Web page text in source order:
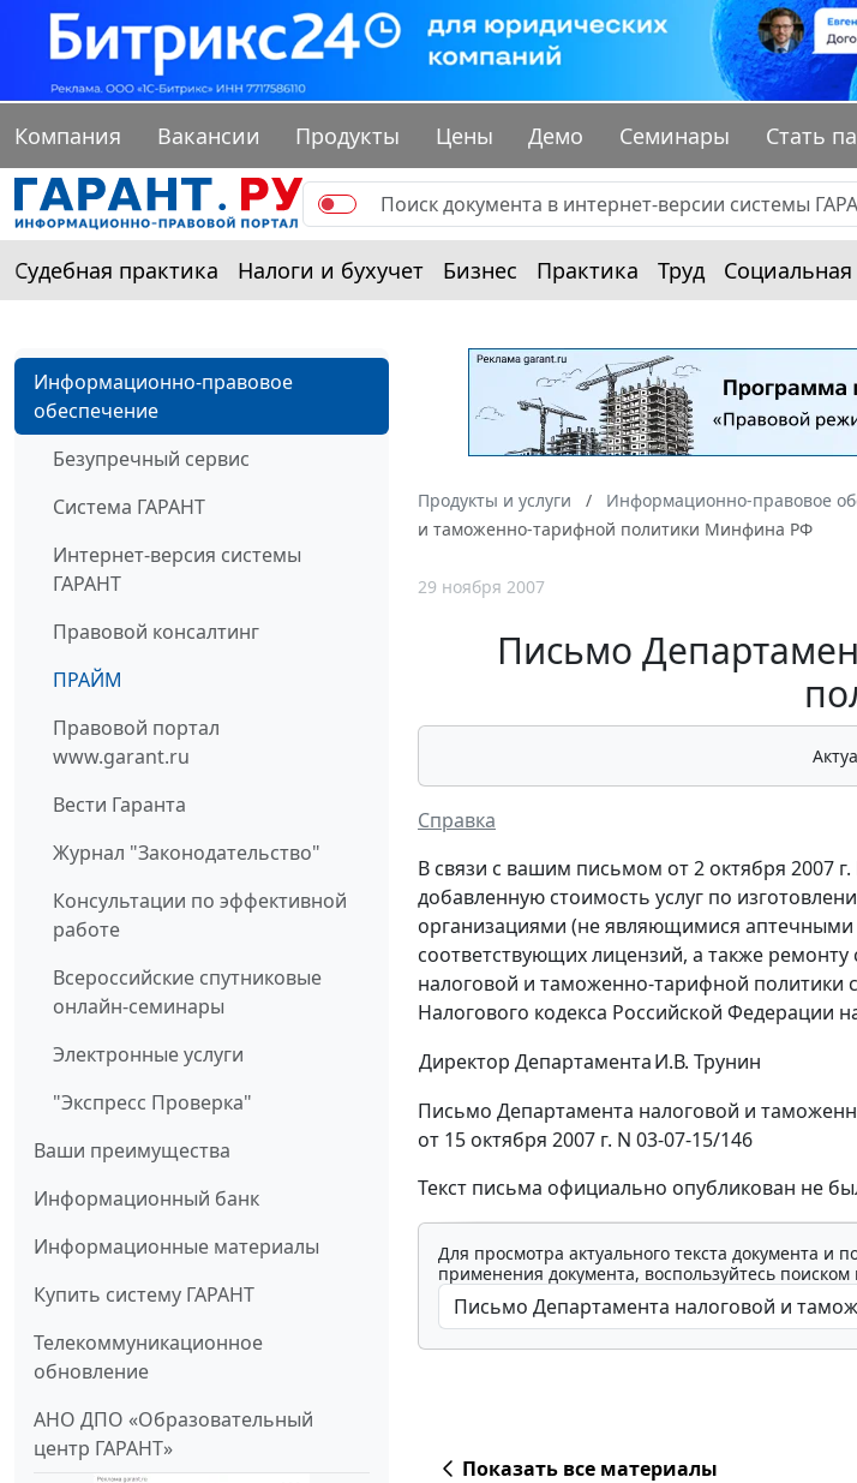
Компания Вакансии Продукты Цены Демо Семинары Стать
Судебная практика Налоги и бухучет Бизнес Практика Труд
Информационно-правовое
обеспечение
Безупречный сервис
Система ГАРАНТ
Интернет-версия системы
ГАРАНТ
Правовой консалтинг
ПРАЙМ
Правовой портал
www.garant.ru
Вести Гаранта
Журнал "Законодательство"
Консультации по эффективной
работе
Всероссийские спутниковые
онлайн-семинары
Электронные услуги
"Экспресс Проверка"
Ваши преимущества
Информационный банк
Информационные материалы
Купить систему ГАРАНТ
Телекоммуникационное
обновление
АНО ДПО «Образовательный
центр ГАРАНТ»
Продукты и услуги Информационно-правовое
и таможенно-тарифной политики Минфина РФ
29 ноября 2007
Письмо
Справка
В связи с вашим письмом от 2 октября 2007
добавленную стоимость услуг по
организациями (не являющимися
соответствующих лицензий, а также
налоговой и таможенно-тарифной политики
Налогового кодекса Российской Федерации
Директор ДепартаментаИ.В. Трунин
Письмо Департамента налоговой и
от 15 октября 2007 г. N 03-07-15/146
Текст письма официально опубликован не
Для просмотра актуального текста документа
применения документа, воспользуйтесь
Показать все материалы